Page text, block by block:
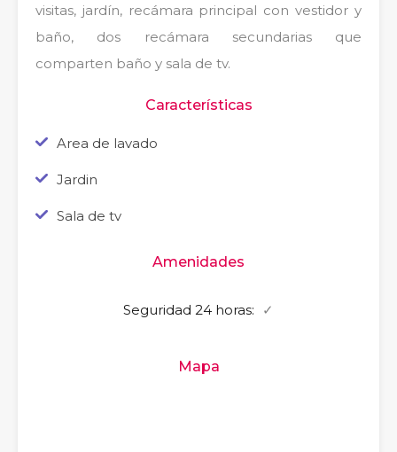
visitas, jardín, recámara principal con vestidor y
baño, dos recámara secundarias que
comparten baño y sala de tv.
Características
Area de lavado
Jardin
Sala de tv
Amenidades
Seguridad 24 horas: ✓
Mapa